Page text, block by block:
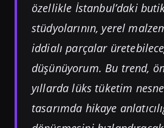
özellikle İstanbul’daki
stüdyolarının, yerel
iddialı parçalar
düşünüyorum. Bu trend,
yıllarda lüks tüketim
tasarımda hikaye